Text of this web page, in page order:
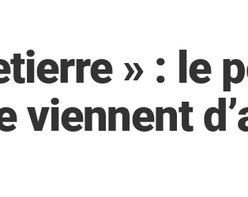
» : le
viennent